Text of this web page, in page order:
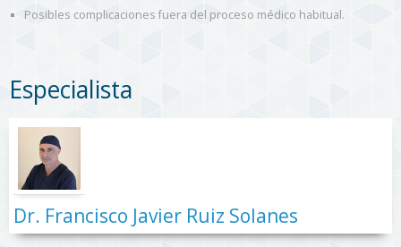
Posibles complicaciones fuera del proceso médico habitual.
Especialista
Dr. Francisco Javier Ruiz Solanes